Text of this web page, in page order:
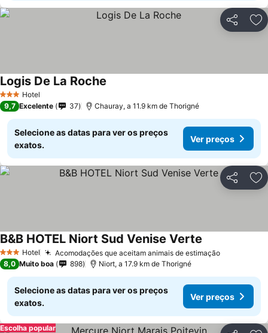
Partilhar
3 EstrelasHotel
Logis De La Roche
9,7 Excelente 37 Chauray, a 11.9 km de Thorigné
Selecione as datas para ver os preços
exatos.
Ver preços
Partilhar
3 EstrelasHotel Acomodações que aceitam animais de estimação
B&B HOTEL Niort Sud Venise Verte
8,0 Muito boa 898 Niort, a 17.9 km de Thorigné
Selecione as datas para ver os preços
exatos.
Ver preços
Escolha popular